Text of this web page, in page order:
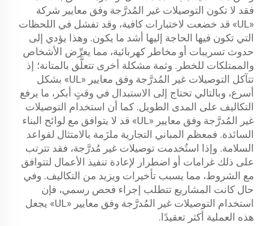
فقد لا تكون التوصيلات غير المُدرَّجة وفق معايير شركة
«UL» قد خضعت لاختبارات كافية، وقد تفشل في اللحظات
التي تكون فيها الحاجة إليها أشد ما يكون. وهذا يؤدي إلى
حدوث تسريبات أو مخاطر كهربائية، مما يعرِّض الأشخاص
والممتلكات للخطر. وثمة مشكلة أخرى تتعلَّق بالمتانة؛ إذ
تتآكل التوصيلات غير المُدرَّجة وفق معايير «UL» بشكل
أسرع، وبالتالي تحتاج إلى الاستبدال في وقتٍ أبكر، ما يرفع
التكاليف على المدى الطويل. كما أن استخدام التوصيلات
غير المُدرَّجة وفق معايير «UL» قد لا يتوافق مع لوائح البناء
السائدة. فمعظم المباني التجارية ملزَمة بالامتثال لقواعد
السلامة. وإذا استُخدمت توصيلات غير مُدرَّجة، فقد تترتب
على ذلك غرامات أو اضطرار لإعادة تنفيذ الأعمال لتتوافق
مع الشروط، مما يسبب تأخيرات ويزيد من التكاليف. وفي
حال كانت المشاريع تتطلب إجراء فحص رسمي، فإن
استخدام التوصيلات غير المُدرَّجة وفق معايير «UL» يجعل
هذه العملية أكثر تعقيدًا.